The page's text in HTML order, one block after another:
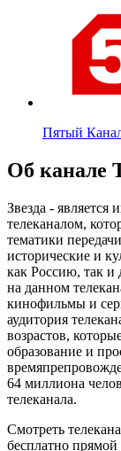
Пятый
Об канале
Звезда -
телеканалом,
тематики
исторические и
как Россию, так и
на данном
кинофильмы и
аудитория
возрастов,
образование и
64 миллиона
телеканала.
Смотреть
бесплатно прямой